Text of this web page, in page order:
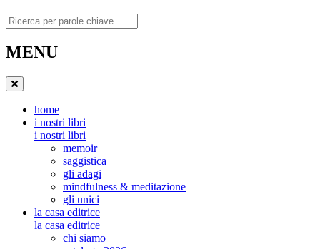
Ricerca
MENU
home
i nostri libri
i nostri libri
memoir
saggistica
gli adagi
mindfulness & meditazione
gli unici
la casa editrice
la casa editrice
chi siamo